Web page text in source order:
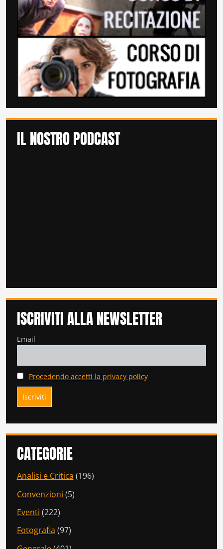
IL NOSTRO PODCAST
ISCRIVITI ALLA NEWSLETTER
Email
Procedendo accetti la privacy policy
CATEGORIE
Analisi e Critica (196)
Convenzioni (5)
Eventi (222)
Fotografia (97)